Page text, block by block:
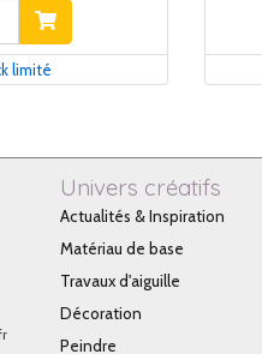
limité
Univers créatifs
Actualités & Inspiration
Matériau de base
Travaux d'aiguille
Décoration
Peindre